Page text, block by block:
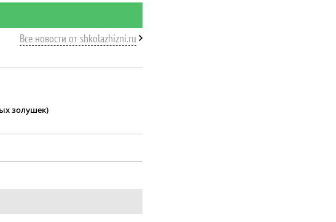
Все новости от shkolazhizni.ru
золушек)